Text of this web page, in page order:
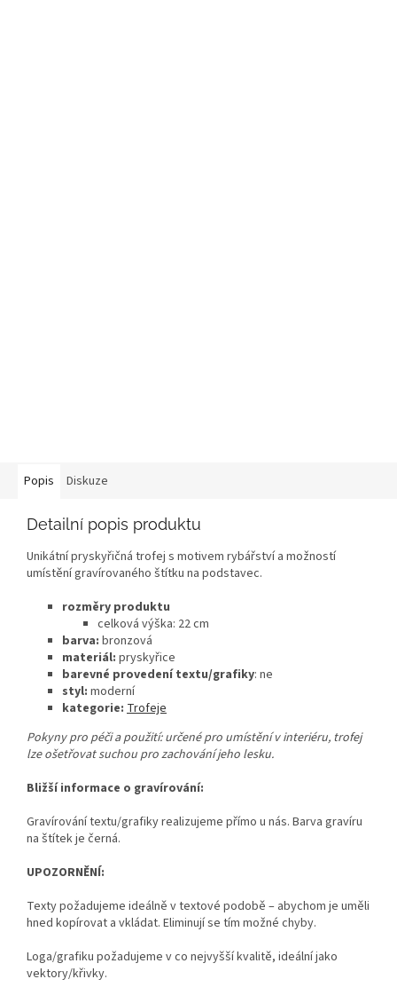
Popis Diskuze
Detailní popis produktu
Unikátní pryskyřičná trofej s motivem rybářství a možností
umístění gravírovaného štítku na podstavec.
rozměry produktu
celková výška: 22cm
barva: bronzová
materiál: pryskyřice
barevné provedení textu/grafiky: ne
styl: moderní
kategorie: Trofeje
Pokyny pro péči a použití: určené pro umístění v interiéru, trofej
lze ošetřovat suchou pro zachování jeho lesku.
Bližší informace o gravírování:
Gravírování textu/grafiky realizujeme přímo u nás. Barva gravíru
na štítek je černá.
UPOZORNĚNÍ:
Texty požadujeme ideálně v textové podobě – abychom je uměli
hned kopírovat a vkládat. Eliminují se tím možné chyby.
Loga/grafiku požadujeme v co nejvyšší kvalitě, ideální jako
vektory/křivky.